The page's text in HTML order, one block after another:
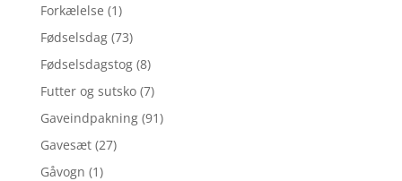
Forkælelse (1)
Fødselsdag (73)
Fødselsdagstog (8)
Futter og sutsko (7)
Gaveindpakning (91)
Gavesæt (27)
Gåvogn (1)